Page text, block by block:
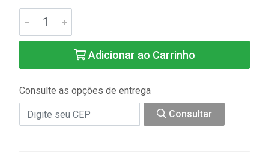
Adicionar ao Carrinho
Consulte as opções de entrega
Consultar